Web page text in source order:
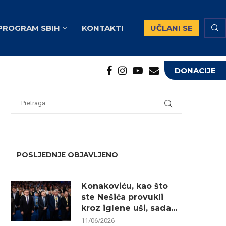
SBIH KONTAKTI UČLANI SE
DONACIJE
POSLJEDNJE OBJAVLJENO
Konakoviću, kao što
ste Nešića provukli
kroz iglene uši, sada...
11/06/2026